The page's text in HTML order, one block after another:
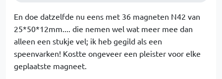
En doe datzelfde nu eens met 36 magneten N42 van
25*50*12mm.... die nemen wel wat meer mee dan
alleen een stukje vel; ik heb gegild als een
speenvarken! Kostte ongeveer een pleister voor elke
geplaatste magneet.